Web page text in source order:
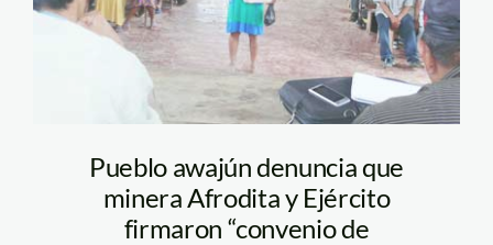
Pueblo awajún denuncia que
minera Afrodita y Ejército
firmaron “convenio de